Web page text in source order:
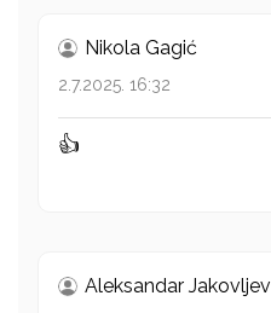
Nikola Gagić
2.7.2025. 16:32
👍
Aleksandar Jakovljev